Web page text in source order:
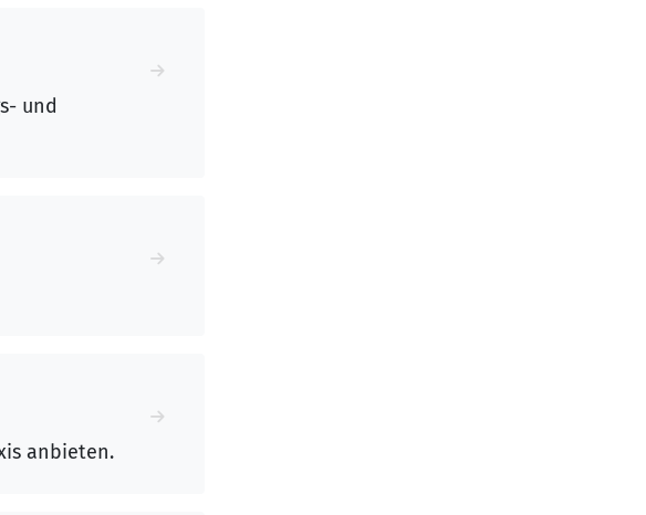
und
anbieten.